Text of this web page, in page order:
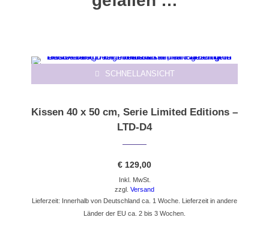
SCHNELLANSICHT
Kissen 40 x 50 cm, Serie Limited Editions –
LTD-D4
€ 129,00
Inkl. MwSt.
zzgl.Versand
Lieferzeit: Innerhalb von Deutschland ca. 1 Woche. Lieferzeit in andere
Länder der EU ca. 2 bis 3 Wochen.